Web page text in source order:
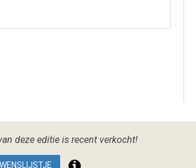
deze editie is recent verkocht!